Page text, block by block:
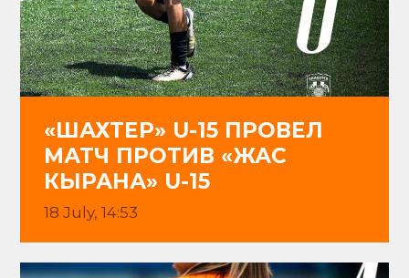
«ШАХТЕР» U-15 ПРОВЕЛ
МАТЧ ПРОТИВ «ЖАС
КЫРАНА» U-15
18 July, 14:53